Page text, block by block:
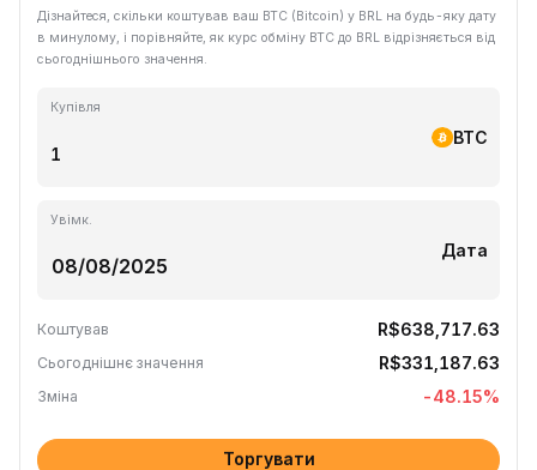
Дізнайтеся, скільки коштував ваш BTC (Bitcoin) у BRL на будь-яку дату
в минулому, і порівняйте, як курс обміну BTC до BRL відрізняється від
сьогоднішнього значення.
Купівля
BTC
Увімк.
Дата
Коштував R$638,717.63
Сьогоднішнє значення R$331,187.63
Зміна -48.15%
Торгувати